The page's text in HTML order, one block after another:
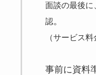
面談の最後に
認。
（サービス
事前に資料